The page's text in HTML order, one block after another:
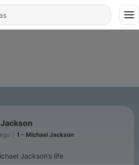
1 - Michael Jackson
Jackson’s life